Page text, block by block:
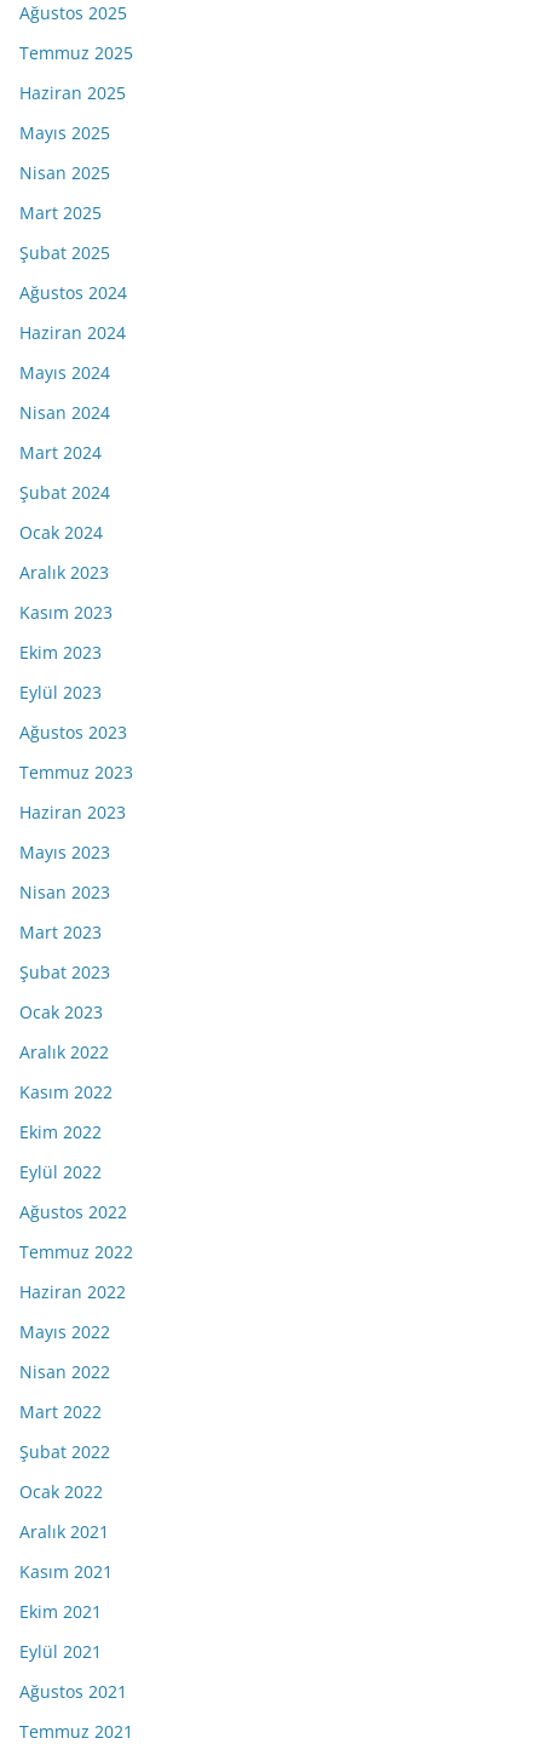
Ağustos 2025
Temmuz 2025
Haziran 2025
Mayıs 2025
Nisan 2025
Mart 2025
Şubat 2025
Ağustos 2024
Haziran 2024
Mayıs 2024
Nisan 2024
Mart 2024
Şubat 2024
Ocak 2024
Aralık 2023
Kasım 2023
Ekim 2023
Eylül 2023
Ağustos 2023
Temmuz 2023
Haziran 2023
Mayıs 2023
Nisan 2023
Mart 2023
Şubat 2023
Ocak 2023
Aralık 2022
Kasım 2022
Ekim 2022
Eylül 2022
Ağustos 2022
Temmuz 2022
Haziran 2022
Mayıs 2022
Nisan 2022
Mart 2022
Şubat 2022
Ocak 2022
Aralık 2021
Kasım 2021
Ekim 2021
Eylül 2021
Ağustos 2021
Temmuz 2021